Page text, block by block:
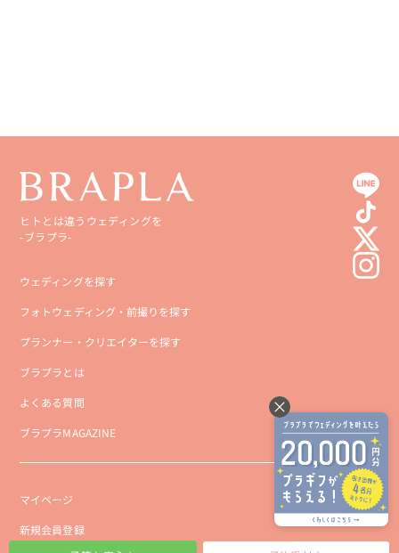
ヒトとは違うウェディングを
-ブラプラ-
ウェディングを探す
フォトウェディング・前撮りを探す
プランナー・クリエイターを探す
ブラプラとは
よくある質問
ブラプラMAGAZINE
マイページ
新規会員登録